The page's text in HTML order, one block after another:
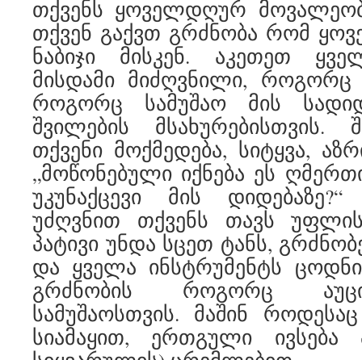
თქვენს ყოველდღურ
თქვენ გაქვთ გრძნობა რომ
ნაბიჯი მისკენ. აკეთეთ
მისდამი მიძღვნილი,
როგორც სამუშაო მის
შვილების მსახურებისთვის.
თქვენი მოქმედება, სიტყვა,
„მოწონებული იქნება ეს
უკუნაქცევი მის
უძღვნით თქვენს თავს
პატივი უნდა სცეთ ტანს,
და ყველა ინსტრუმენტს
გრძნობის როგორც
სამუშაოსთვის. მაშინ
სიამაყით, ერთგული ივსება